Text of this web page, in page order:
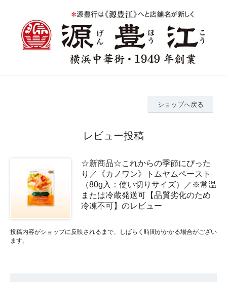
ショップへ戻る
レビュー投稿
☆新商品☆これからの季節にぴった
り／《カノワン》トムヤムペースト
（80g入：使い切りサイズ）／※常温
または冷蔵発送可【品質劣化のため
冷凍不可】のレビュー
投稿内容がショップに反映されるまで、しばらく時間がかかる場合がござい
ます。